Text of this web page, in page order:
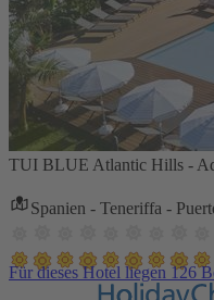
TUI BLUE Atlantic Hills -
Spanien - Teneriffa -
Für dieses Hotel liegen 126